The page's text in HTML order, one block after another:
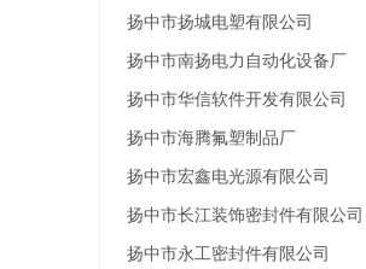
扬中市扬城电塑有限公司
扬中市南扬电力自动化设备厂
扬中市华信软件开发有限公司
扬中市海腾氟塑制品厂
扬中市宏鑫电光源有限公司
扬中市长江装饰密封件有限公司
扬中市永工密封件有限公司